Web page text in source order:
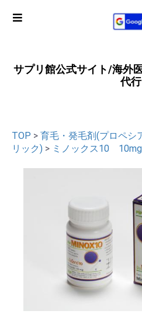
サプリ館公式サイト/海外
代行
TOP > 育毛・発毛剤(プロペシ
リック) > ミノックス10